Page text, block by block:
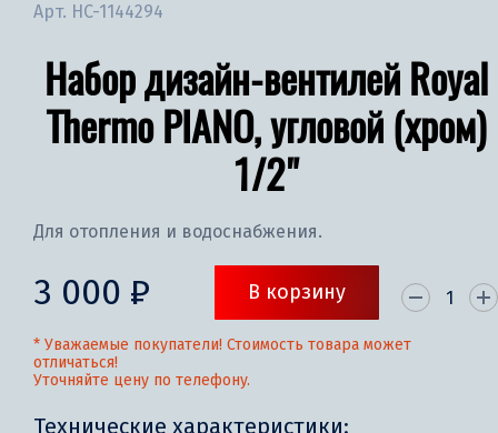
Арт. НС-1144294
Набор дизайн-вентилей Royal
Thermo PIANO, угловой (хром)
1/2"
Для отопления и водоснабжения.
3 000 ₽ В корзину
* Уважаемые покупатели! Стоимость товара может
отличаться!
Уточняйте цену по телефону.
Технические характеристики: